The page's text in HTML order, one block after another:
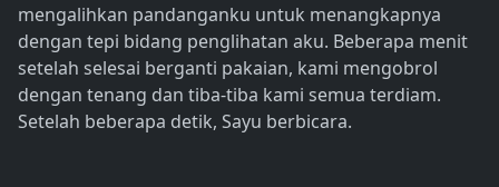
mengalihkan pandanganku untuk menangkapnya
dengan tepi bidang penglihatan aku. Beberapa menit
setelah selesai berganti pakaian, kami mengobrol
dengan tenang dan tiba-tiba kami semua terdiam.
Setelah beberapa detik, Sayu berbicara.